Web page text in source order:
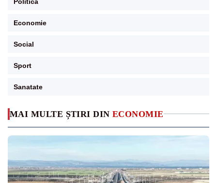
MAI MULTE ȘTIRI DIN ECONOMIE
Economie
Social
Sport
Sanatate